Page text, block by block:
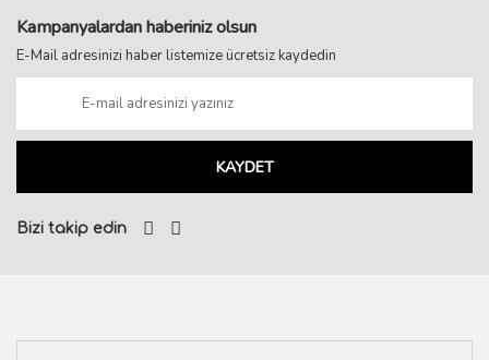
Kampanyalardan haberiniz olsun
E-Mail adresinizi haber listemize ücretsiz kaydedin
KAYDET
Bizi takip edin